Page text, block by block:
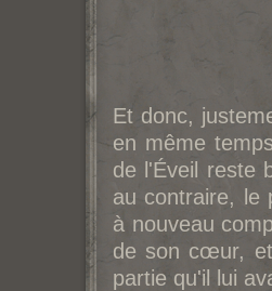
Et donc,
en même
de l'Éveil reste
au contraire, le
à nouveau
de son cœur,
partie qu'il lui